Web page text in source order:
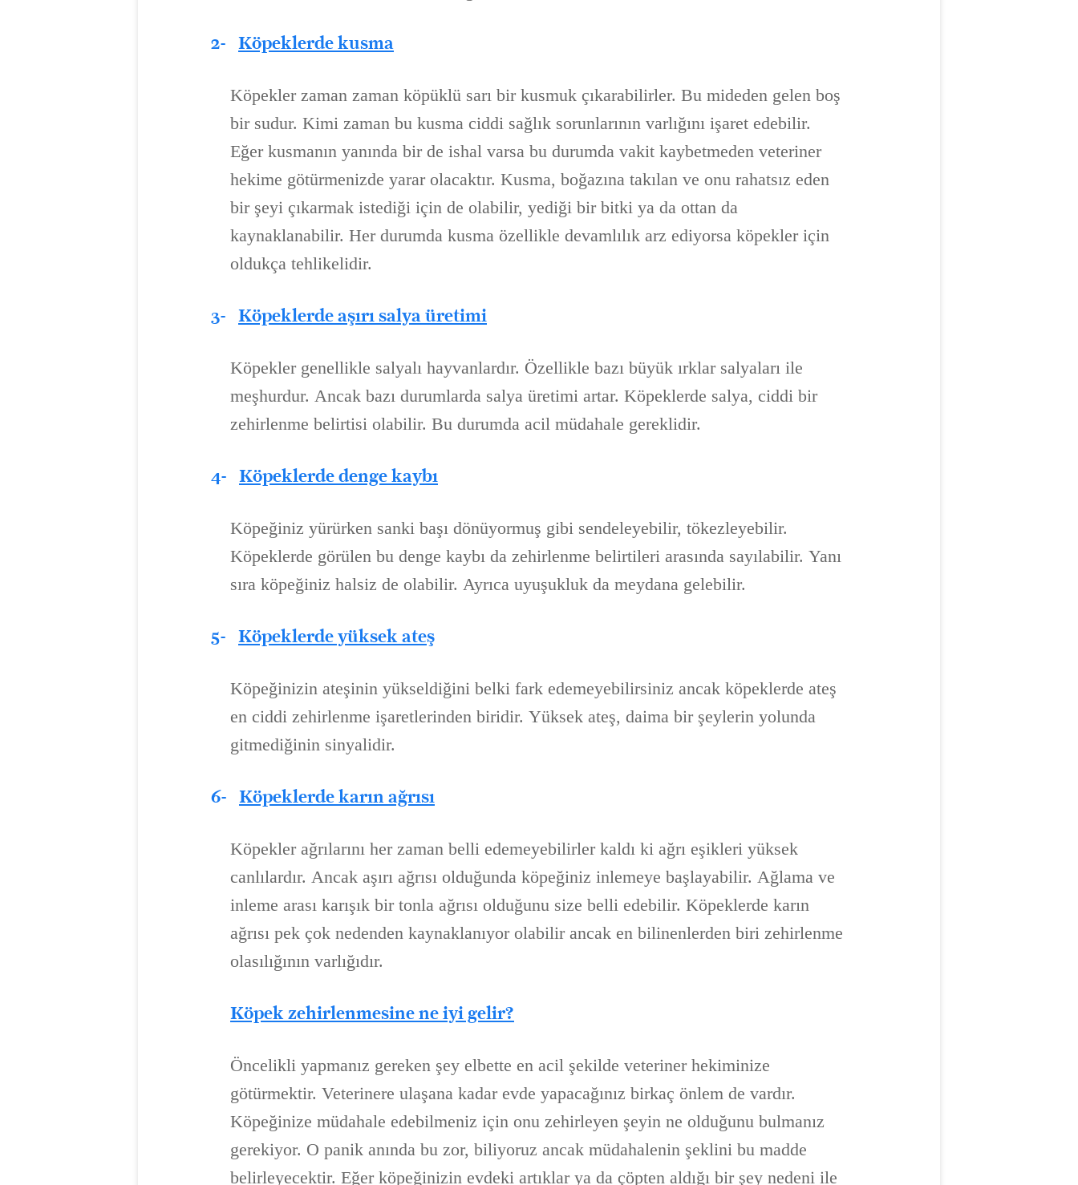
2- Köpeklerde kusma
Köpekler zaman zaman köpüklü sarı bir kusmuk çıkarabilirler. Bu mideden gelen boş
bir sudur. Kimi zaman bu kusma ciddi sağlık sorunlarının varlığını işaret edebilir.
Eğer kusmanın yanında bir de ishal varsa bu durumda vakit kaybetmeden veteriner
hekime götürmenizde yarar olacaktır. Kusma, boğazına takılan ve onu rahatsız eden
bir şeyi çıkarmak istediği için de olabilir, yediği bir bitki ya da ottan da
kaynaklanabilir. Her durumda kusma özellikle devamlılık arz ediyorsa köpekler için
oldukça tehlikelidir.
3- Köpeklerde aşırı salya üretimi
Köpekler genellikle salyalı hayvanlardır. Özellikle bazı büyük ırklar salyaları ile
meşhurdur. Ancak bazı durumlarda salya üretimi artar. Köpeklerde salya, ciddi bir
zehirlenme belirtisi olabilir. Bu durumda acil müdahale gereklidir.
4- Köpeklerde denge kaybı
Köpeğiniz yürürken sanki başı dönüyormuş gibi sendeleyebilir, tökezleyebilir.
Köpeklerde görülen bu denge kaybı da zehirlenme belirtileri arasında sayılabilir. Yanı
sıra köpeğiniz halsiz de olabilir. Ayrıca uyuşukluk da meydana gelebilir.
5- Köpeklerde yüksek ateş
Köpeğinizin ateşinin yükseldiğini belki fark edemeyebilirsiniz ancak köpeklerde ateş
en ciddi zehirlenme işaretlerinden biridir. Yüksek ateş, daima bir şeylerin yolunda
gitmediğinin sinyalidir.
6- Köpeklerde karın ağrısı
Köpekler ağrılarını her zaman belli edemeyebilirler kaldı ki ağrı eşikleri yüksek
canlılardır. Ancak aşırı ağrısı olduğunda köpeğiniz inlemeye başlayabilir. Ağlama ve
inleme arası karışık bir tonla ağrısı olduğunu size belli edebilir. Köpeklerde karın
ağrısı pek çok nedenden kaynaklanıyor olabilir ancak en bilinenlerden biri zehirlenme
olasılığının varlığıdır.
Köpek zehirlenmesine ne iyi gelir?
Öncelikli yapmanız gereken şey elbette en acil şekilde veteriner hekiminize
götürmektir. Veterinere ulaşana kadar evde yapacağınız birkaç önlem de vardır.
Köpeğinize müdahale edebilmeniz için onu zehirleyen şeyin ne olduğunu bulmanız
gerekiyor. O panik anında bu zor, biliyoruz ancak müdahalenin şeklini bu madde
belirleyecektir. Eğer köpeğinizin evdeki artıklar ya da çöpten aldığı bir şey nedeni ile